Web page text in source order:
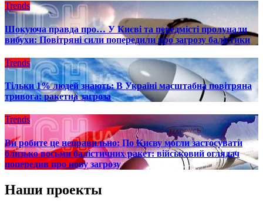
Trends
Шокуюча правда про… У Києві та передмісті пролунали
вибухи: Повітряні сили попередили про загрозу балістики
Trends
Тільки 1% людей знають: В Україні масштабна повітряна
тривога: ракетна загроза
Trends
Ви робите це неправильно: По Києву могли застосувати
близько восьми балістичних ракет: військовий оглядач
попередив про нову загрозу
Наши проекты